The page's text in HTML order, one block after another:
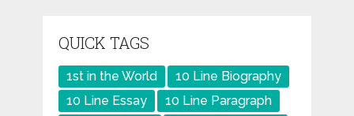
QUICK TAGS
1st in the World
10 Line Biography
10 Line Essay
10 Line Paragraph